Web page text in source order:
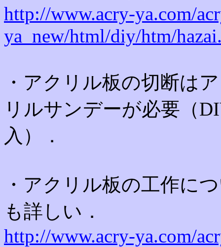
http://www.acry-ya.com/
ya_new/html/diy/htm/
・アクリル板の切断は
リルサンデーが必要（
入）．
・アクリル板の工作に
も詳しい．
http://www.acry-ya.com/